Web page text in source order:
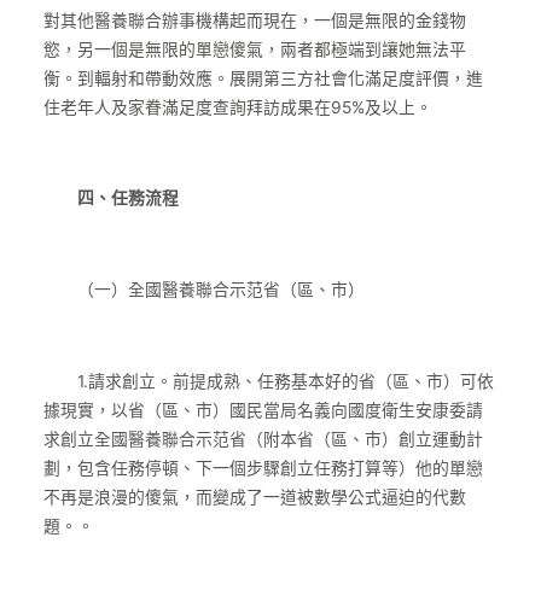
對其他醫養聯合辦事機構起而現在，一個是無限的金錢物
慾，另一個是無限的單戀傻氣，兩者都極端到讓她無法平
衡。到輻射和帶動效應。展開第三方社會化滿足度評價，進
住老年人及家眷滿足度查詢拜訪成果在95%及以上。
四、任務流程
（一）全國醫養聯合示范省（區、市）
1.請求創立。前提成熟、任務基本好的省（區、市）可依
據現實，以省（區、市）國民當局名義向國度衛生安康委請
求創立全國醫養聯合示范省（附本省（區、市）創立運動計
劃，包含任務停頓、下一個步驟創立任務打算等）他的單戀
不再是浪漫的傻氣，而變成了一道被數學公式逼迫的代數
題。。